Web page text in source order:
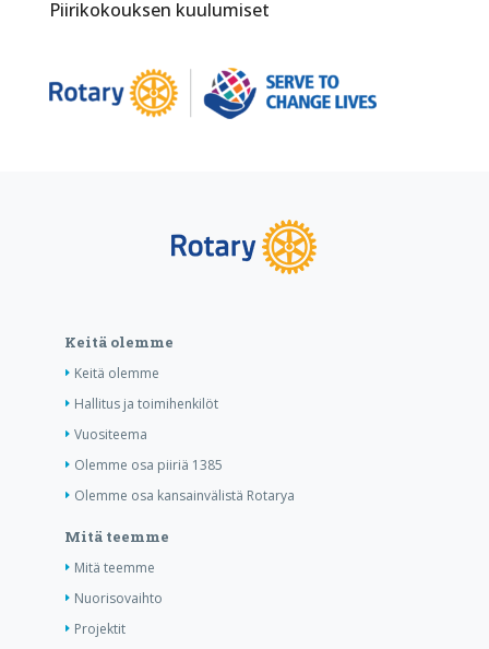
Piirikokouksen kuulumiset
Keitä olemme
Keitä olemme
Hallitus ja toimihenkilöt
Vuositeema
Olemme osa piiriä 1385
Olemme osa kansainvälistä Rotarya
Mitä teemme
Mitä teemme
Nuorisovaihto
Projektit